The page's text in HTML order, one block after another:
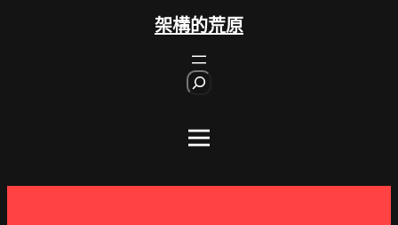
架構的荒原